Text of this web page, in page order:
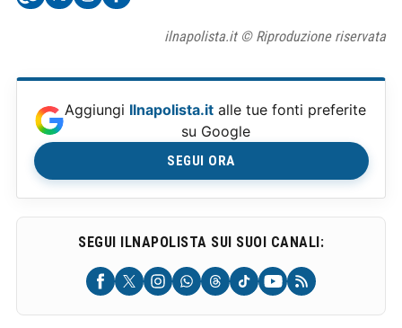
ilnapolista.it © Riproduzione riservata
Aggiungi Ilnapolista.it alle tue fonti preferite
su Google
SEGUI ORA
SEGUI ILNAPOLISTA SUI SUOI CANALI: